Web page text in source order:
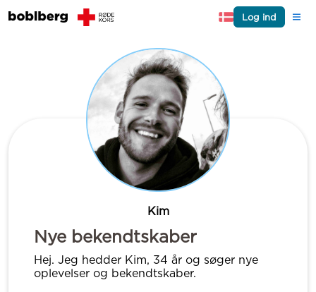
Log ind
Kim
Nye bekendtskaber
Hej. Jeg hedder Kim, 34 år og søger nye
oplevelser og bekendtskaber.